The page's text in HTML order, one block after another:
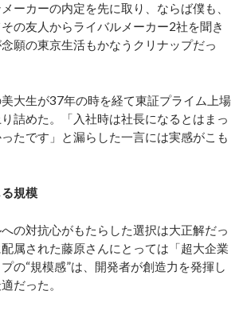
ーカーの内定を先に取り、ならば僕も、
の友人からライバルメーカー2社を聞き
願の東京生活もかなうクリナップだっ
大生が37年の時を経て東証プライム上場
詰めた。「入社時は社長になるとはまっ
たです」と漏らした一言には実感がこも
規模
の対抗心がもたらした選択は大正解だっ
属された藤原さんにとっては「超大企業
の“規模感”は、開発者が創造力を発揮し
だった。